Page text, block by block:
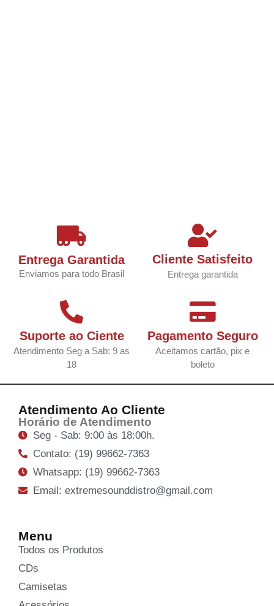
Entrega Garantida
Enviamos para todo Brasil
Cliente Satisfeito
Entrega garantida
Suporte ao Ciente
Atendimento Seg a Sab: 9 as
18
Pagamento Seguro
Aceitamos cartão, pix e
boleto
Atendimento Ao Cliente
Horário de Atendimento
Seg - Sab: 9:00 às 18:00h.
Contato: (19) 99662-7363
Whatsapp: (19) 99662-7363
Email: extremesounddistro@gmail.com
Menu
Todos os Produtos
CDs
Camisetas